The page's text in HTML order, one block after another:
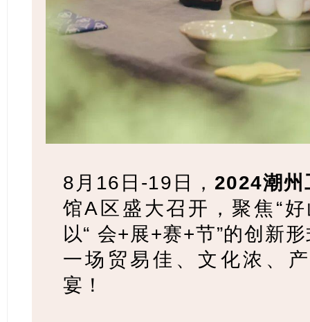
8月16日-19日， 2024潮州
馆A区盛大召开，聚焦“
以“ 会+展+赛+节”的创新
一场贸易佳、文化浓、
宴！